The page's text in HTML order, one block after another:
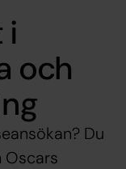
i
och
Du
Oscars